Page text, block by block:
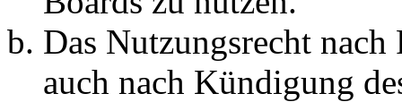
Das Nutzungsrecht
auch nach Kündigung